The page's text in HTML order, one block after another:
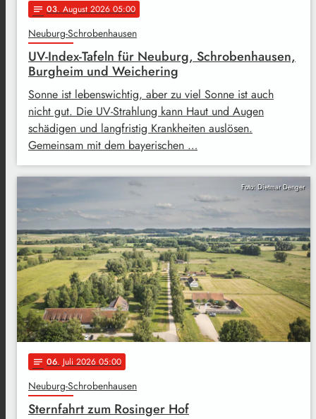
notes 03. August 2026 05:00
Neuburg-Schrobenhausen
UV-Index-Tafeln für Neuburg, Schrobenhausen,
Burgheim und Weichering
Sonne ist lebenswichtig, aber zu viel Sonne ist auch
nicht gut. Die UV-Strahlung kann Haut und Augen
schädigen und langfristig Krankheiten auslösen.
Gemeinsam mit dem bayerischen …
Foto: Dietmar Denger
notes 06. Juli 2026 05:00
Neuburg-Schrobenhausen
Sternfahrt zum Rosinger Hof